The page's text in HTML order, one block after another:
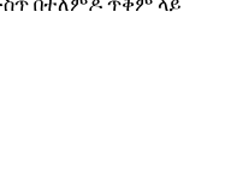
በተለምዶ ጥቅም ላይ